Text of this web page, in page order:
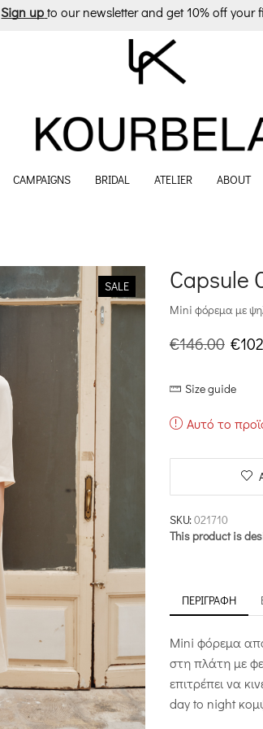
Sign up to our newsletter and get 10% off your
CAMPAIGNS BRIDAL ATELIER ABOUT
SALE Capsule
Mini φόρεμα με
€146.00
was:
€
Size guide
Αυτό το
SKU:021710
This product is
ΠΕΡΙΓΡΑΦΉ
Mini φόρεμα από
στη πλάτη με
επιτρέπει να
day to night